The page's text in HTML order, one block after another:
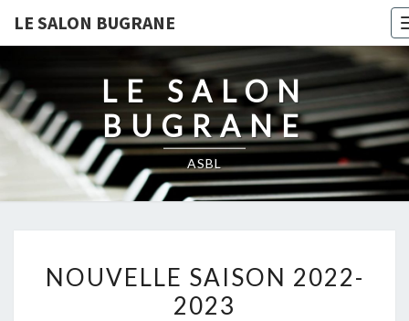
LE SALON BUGRANE
LE SALON
BUGRANE
ASBL
SAISON
2022-
NOUVELLE SAISON 2022-
2023